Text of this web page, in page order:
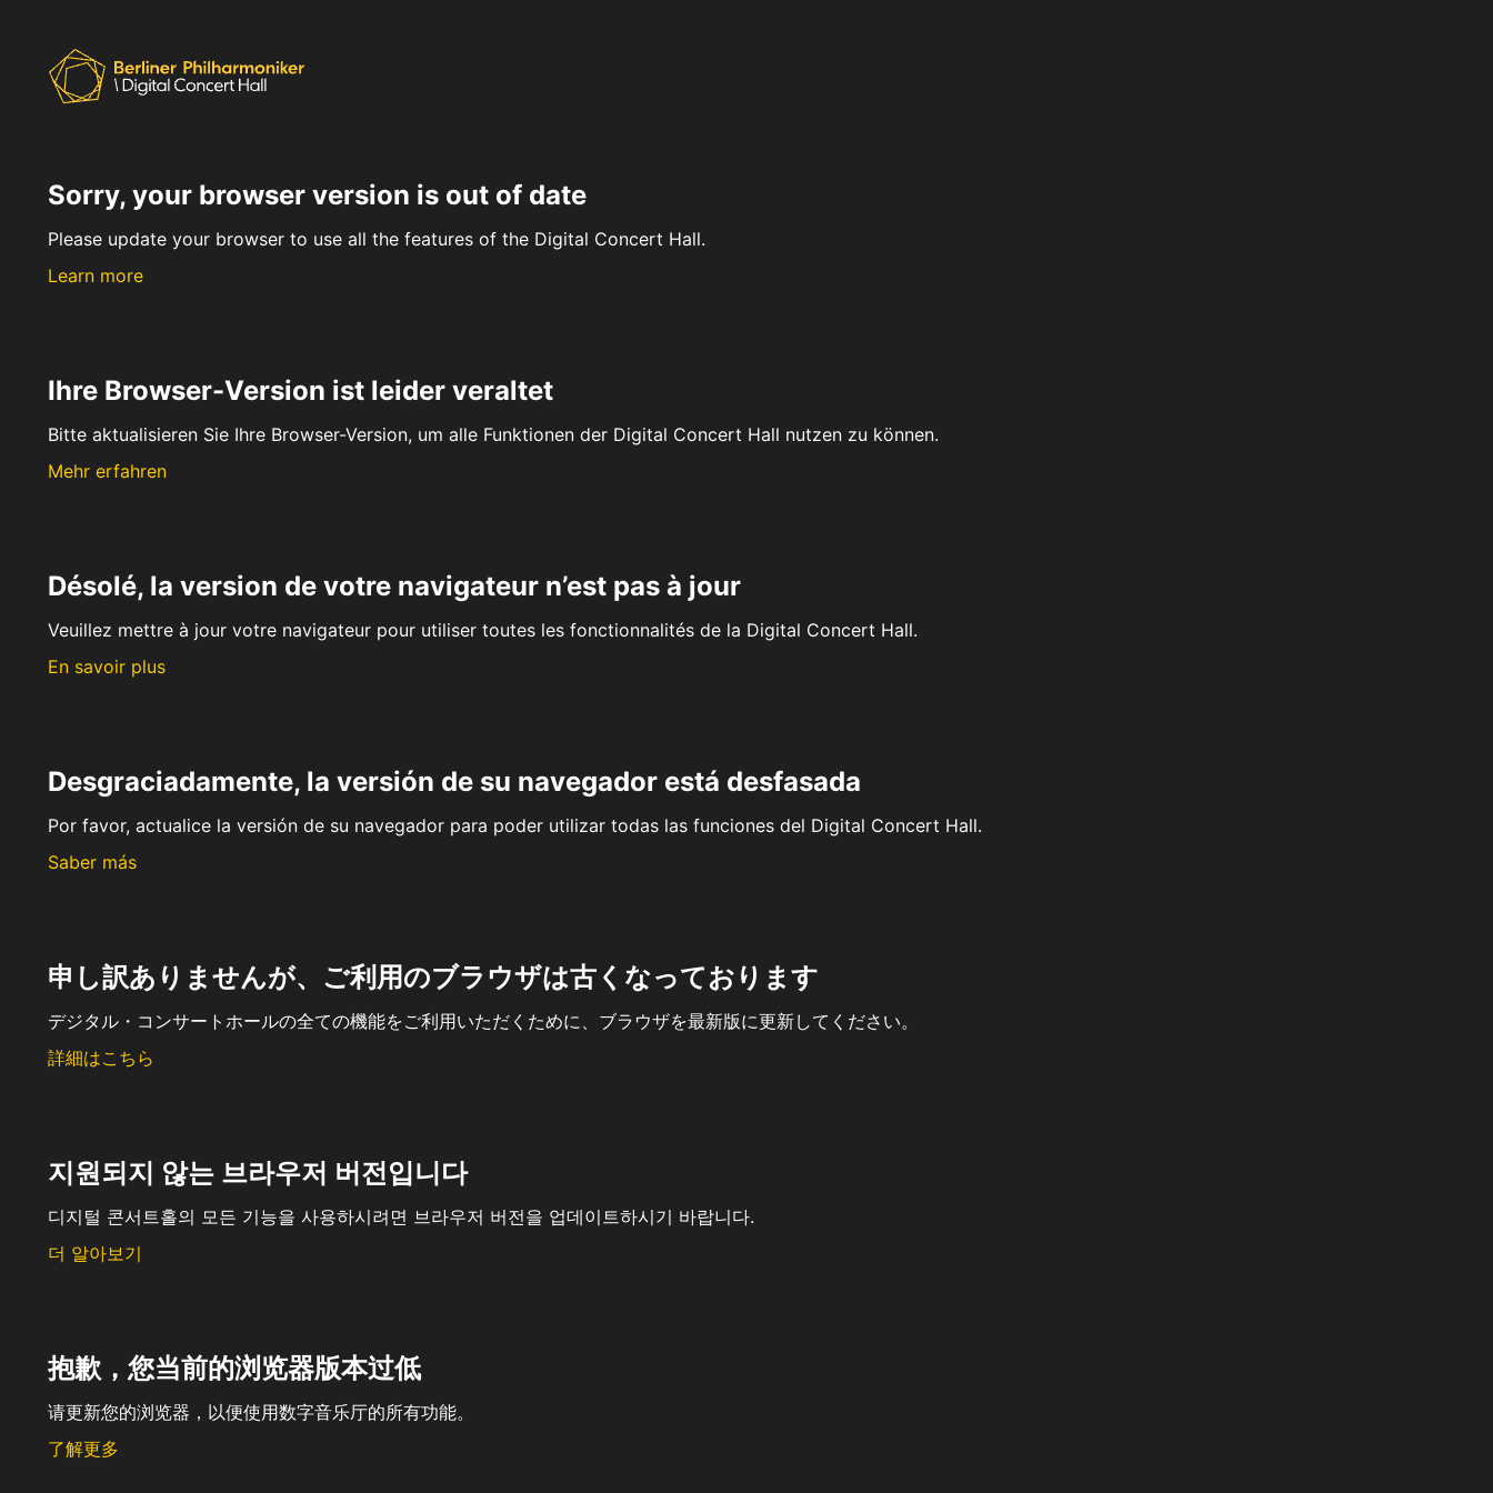
Sorry, your browser version is out of date
Please update your browser to use all the features of the Digital Concert Hall.
Learn more
Ihre Browser-Version ist leider veraltet
Bitte aktualisieren Sie Ihre Browser-Version, um alle Funktionen der Digital Concert Hall nutzen zu können.
Mehr erfahren
Désolé, la version de votre navigateur n’est pas à jour
Veuillez mettre à jour votre navigateur pour utiliser toutes les fonctionnalités de la Digital Concert Hall.
En savoir plus
Desgraciadamente, la versión de su navegador está desfasada
Por favor, actualice la versión de su navegador para poder utilizar todas las funciones del Digital Concert Hall.
Saber más
申し訳ありませんが、ご利用のブラウザは古くなっております
デジタル・コンサートホールの全ての機能をご利用いただくために、ブラウザを最新版に更新してください。
詳細はこちら
지원되지 않는 브라우저 버전입니다
디지털 콘서트홀의 모든 기능을 사용하시려면 브라우저 버전을 업데이트하시기 바랍니다.
더 알아보기
抱歉，您当前的浏览器版本过低
请更新您的浏览器，以便使用数字音乐厅的所有功能。
了解更多